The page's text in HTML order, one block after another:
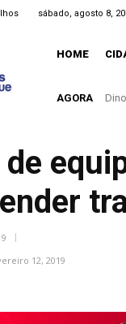
sábado, agosto 8,
HOME
AGORA O
de
12, 2019